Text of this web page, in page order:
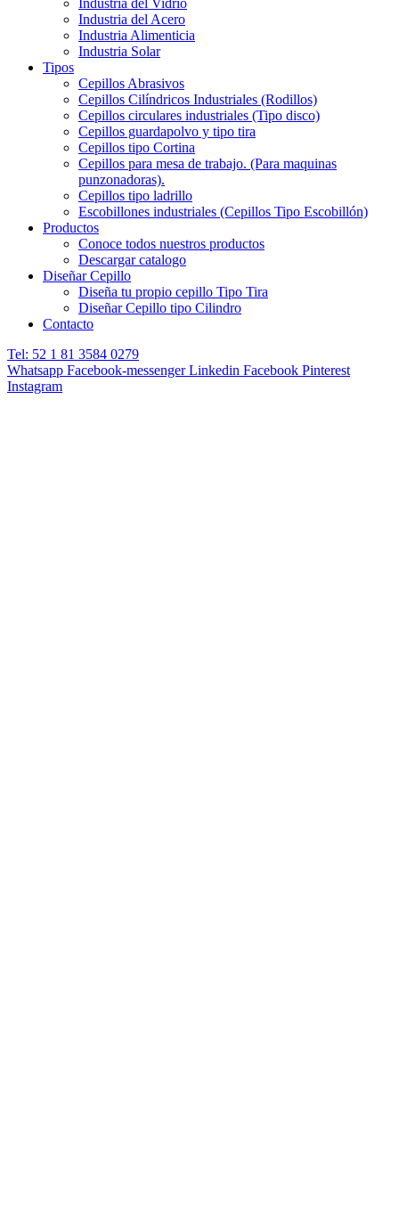
Industria del Acero
Industria Alimenticia
Industria Solar
Tipos
Cepillos Abrasivos
Cepillos Cilíndricos Industriales (Rodillos)
Cepillos circulares industriales (Tipo disco)
Cepillos guardapolvo y tipo tira
Cepillos tipo Cortina
Cepillos para mesa de trabajo. (Para maquinas
punzonadoras).
Cepillos tipo ladrillo
Escobillones industriales (Cepillos Tipo Escobillón)
Productos
Conoce todos nuestros productos
Descargar catalogo
Diseñar Cepillo
Diseña tu propio cepillo Tipo Tira
Diseñar Cepillo tipo Cilindro
Contacto
Tel: 52 1 81 3584 0279
Whatsapp Facebook-messenger Linkedin Facebook Pinterest
Instagram